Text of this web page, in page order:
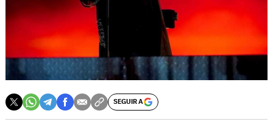
SEGUIR A